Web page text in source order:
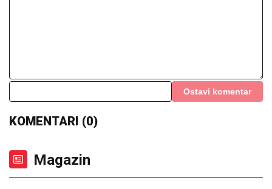
Ostavi komentar
KOMENTARI (0)
Magazin